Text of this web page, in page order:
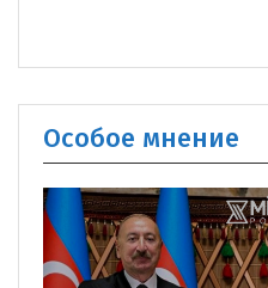
Особое мнение